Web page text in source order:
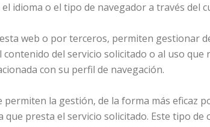
o el tipo de navegador a través del
web o por terceros, permiten gestionar
del servicio solicitado o al uso
con su perfil de navegación.
permiten la gestión, de la forma más eficaz
presta el servicio solicitado. Este tipo